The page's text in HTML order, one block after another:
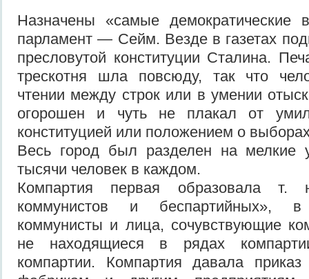
Назначены «самые
парламент — Сейм. Везде в газетах
пресловутой конституции Сталина.
трескотня шла повсюду, так что
чтении между строк или в умении
огорошен и чуть не плакал от
конституцией или положением о
Весь город был разделен на
тысячи человек в каждом.
Компартия первая образовала т.
коммунистов и беспартийных»,
коммунисты и лица, сочувствующие
не находящиеся в рядах
компартии. Компартия давала